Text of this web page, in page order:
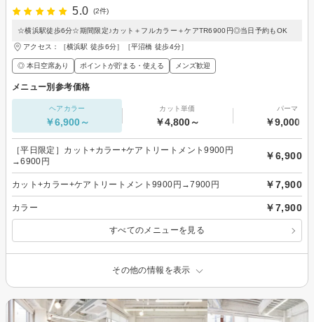
5.0
(2件)
☆横浜駅徒歩6分☆期間限定♪カット＋フルカラー＋ケアTR6900円◎当日予約もOK
アクセス：［横浜駅 徒歩6分］［平沼橋 徒歩4分］
◎ 本日空席あり ポイントが貯まる・使える メンズ歓迎
メニュー別参考価格
ヘアカラー
￥6,900～
カット単価
￥4,800～
パーマ
￥9,000～
［平日限定］カット+カラー+ケアトリートメント9900円
→6900円
￥6,900
カット+カラー+ケアトリートメント9900円→7900円 ￥7,900
カラー ￥7,900
すべてのメニューを見る
その他の情報を表示